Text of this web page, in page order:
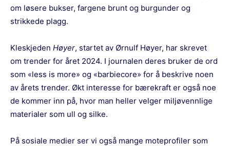
om løsere bukser, fargene brunt og burgunder og
strikkede plagg.
Kleskjeden Høyer, startet av Ørnulf Høyer, har skrevet
om trender for året 2024. I journalen deres bruker de ord
som «less is more» og «barbiecore» for å beskrive noen
av årets trender. Økt interesse for bærekraft er også noe
de kommer inn på, hvor man heller velger miljøvennlige
materialer som ull og silke.
På sosiale medier ser vi også mange moteprofiler som